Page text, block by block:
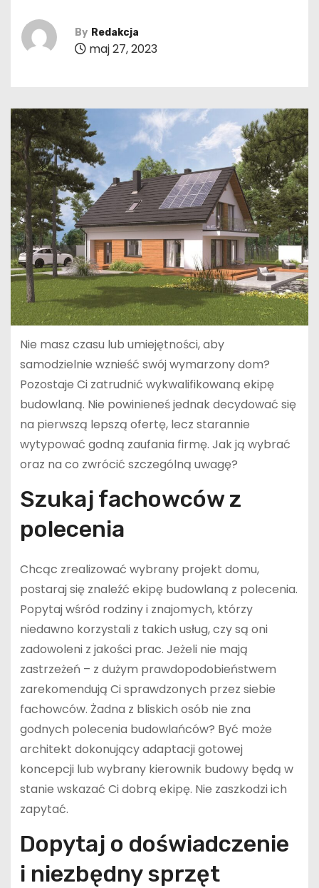
By Redakcja
maj 27, 2023
Nie masz czasu lub umiejętności, aby
samodzielnie wznieść swój wymarzony dom?
Pozostaje Ci zatrudnić wykwalifikowaną ekipę
budowlaną. Nie powinieneś jednak decydować się
na pierwszą lepszą ofertę, lecz starannie
wytypować godną zaufania firmę. Jak ją wybrać
oraz na co zwrócić szczególną uwagę?
Szukaj fachowców z
polecenia
Chcąc zrealizować wybrany projekt domu,
postaraj się znaleźć ekipę budowlaną z polecenia.
Popytaj wśród rodziny i znajomych, którzy
niedawno korzystali z takich usług, czy są oni
zadowoleni z jakości prac. Jeżeli nie mają
zastrzeżeń – z dużym prawdopodobieństwem
zarekomendują Ci sprawdzonych przez siebie
fachowców. Żadna z bliskich osób nie zna
godnych polecenia budowlańców? Być może
architekt dokonujący adaptacji gotowej
koncepcji lub wybrany kierownik budowy będą w
stanie wskazać Ci dobrą ekipę. Nie zaszkodzi ich
zapytać.
Dopytaj o doświadczenie
i niezbędny sprzęt